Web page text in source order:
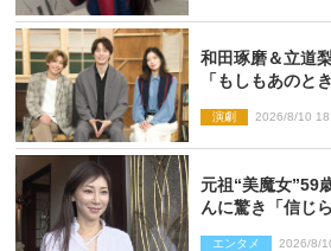
和田琢磨＆立道
「もしもあの
思い
演劇 2026/8/10
元祖“美魔女
んに驚き「信じ
エンタメ 2026/8/